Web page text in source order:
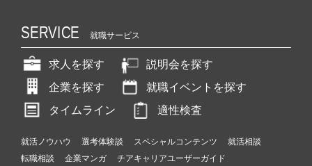
SERVICE 就職サービス
求人を探す
説明会を探す
企業を探す
就職イベントを探す
タイムライン
適性検査
就活ノウハウ 選考体験談 スペシャルコンテンツ
就活相談
転職相談
企業マンガ チアキャリアユーザーガイド